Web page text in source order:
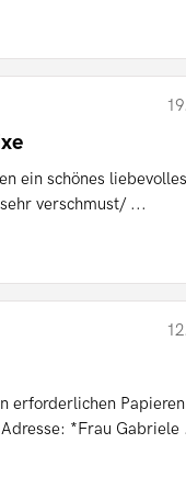
ein schönes liebevolles
verschmust/ ...
erforderlichen
*Frau Gabriele